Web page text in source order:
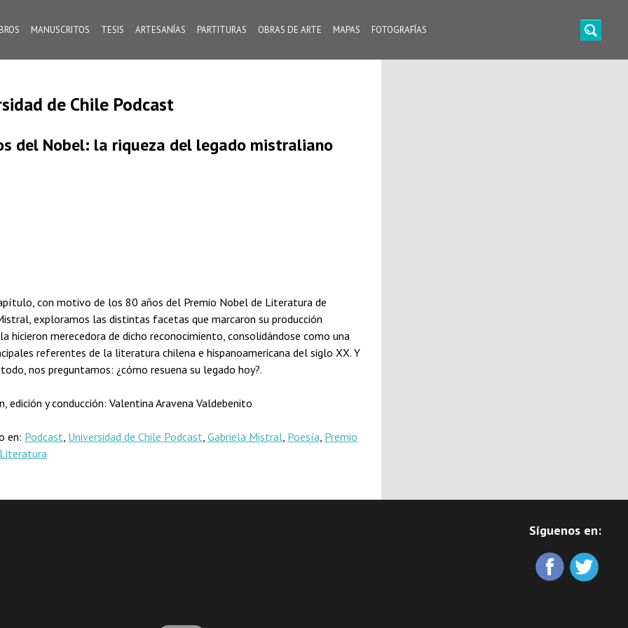
MANUSCRITOS TESIS ARTESANÍAS PARTITURAS OBRAS DE ARTE MAPAS FOTOGRAFÍAS
de Chile Podcast
del Nobel: la riqueza del legado mistraliano
con motivo de los 80 años del Premio Nobel de Literatura de
exploramos las distintas facetas que marcaron su producción
hicieron merecedora de dicho reconocimiento, consolidándose como una
referentes de la literatura chilena e hispanoamericana del siglo XX. Y
nos preguntamos: ¿cómo resuena su legado hoy?.
edición y conducción: Valentina Aravena Valdebenito
en: Podcast, Universidad de Chile Podcast, Gabriela Mistral, Poesía, Premio
Síguenos en: